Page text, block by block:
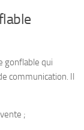
gonflable qui
communication. Il
;